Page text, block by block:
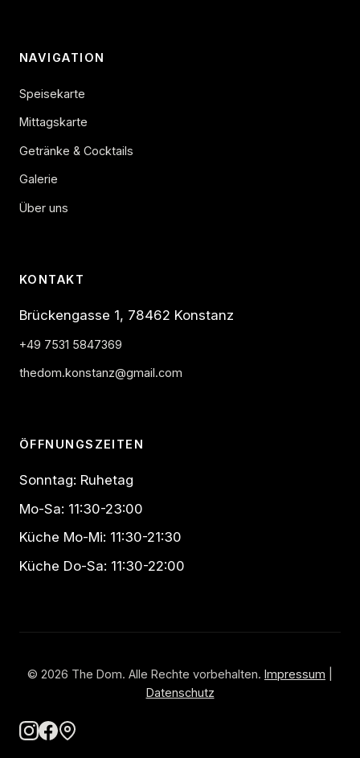
NAVIGATION
Speisekarte
Mittagskarte
Getränke & Cocktails
Galerie
Über uns
KONTAKT
Brückengasse 1, 78462 Konstanz
+49 7531 5847369
thedom.konstanz@gmail.com
ÖFFNUNGSZEITEN
Sonntag: Ruhetag
Mo-Sa: 11:30-23:00
Küche Mo-Mi: 11:30-21:30
Küche Do-Sa: 11:30-22:00
© 2026 The Dom. Alle Rechte vorbehalten. Impressum
Datenschutz